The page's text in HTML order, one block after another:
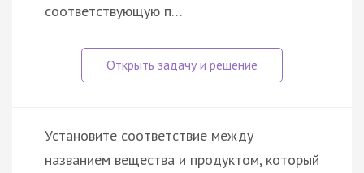
соответствующую п…
Установите соответствие между
названием вещества и продуктом, который